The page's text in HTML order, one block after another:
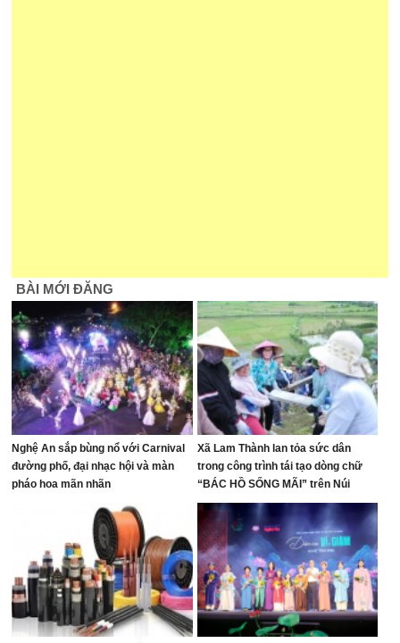
BÀI MỚI ĐĂNG
Nghệ An sắp bùng nổ với Carnival
đường phố, đại nhạc hội và màn
pháo hoa mãn nhãn
Xã Lam Thành lan tỏa sức dân
trong công trình tái tạo dòng chữ
“BÁC HỒ SỐNG MÃI” trên Núi
Nhón